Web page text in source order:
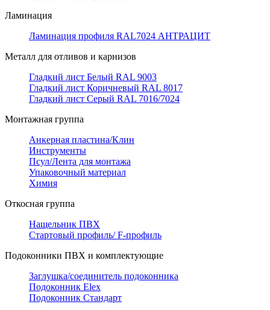
Ламинация
Ламинация профиля RAL7024 АНТРАЦИТ
Металл для отливов и карнизов
Гладкий лист Белый RAL 9003
Гладкий лист Коричневый RAL 8017
Гладкий лист Серый RAL 7016/7024
Монтажная группа
Анкерная пластина/Клин
Инструменты
Псул/Лента для монтажа
Упаковочный материал
Химия
Откосная группа
Нащельник ПВХ
Стартовый профиль/ F-профиль
Подоконники ПВХ и комплектующие
Заглушка/соединитель подоконника
Подоконник Elex
Подоконник Стандарт